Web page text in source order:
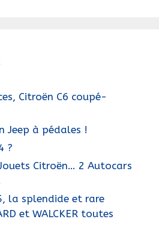
Citroën C6 coupé-
Jeep à pédales !
?
Citroën… 2 Autocars
la splendide et rare
et WALCKER toutes